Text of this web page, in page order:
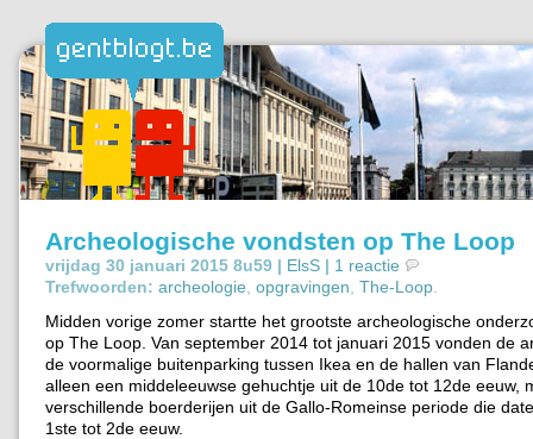
Archeologische vondsten op The Loop
vrijdag 30 januari 2015 8u59 | ElsS | 1 reactie
Trefwoorden: archeologie opgravingen The-Loop
Midden vorige zomer startte het grootste archeologische
op The Loop. Van september 2014 tot januari 2015 vonden de
de voormalige buitenparking tussen Ikea en de hallen van
alleen een middeleeuwse gehuchtje uit de 10de tot 12de eeuw,
verschillende boerderijen uit de Gallo-Romeinse periode die
1ste tot 2de eeuw.